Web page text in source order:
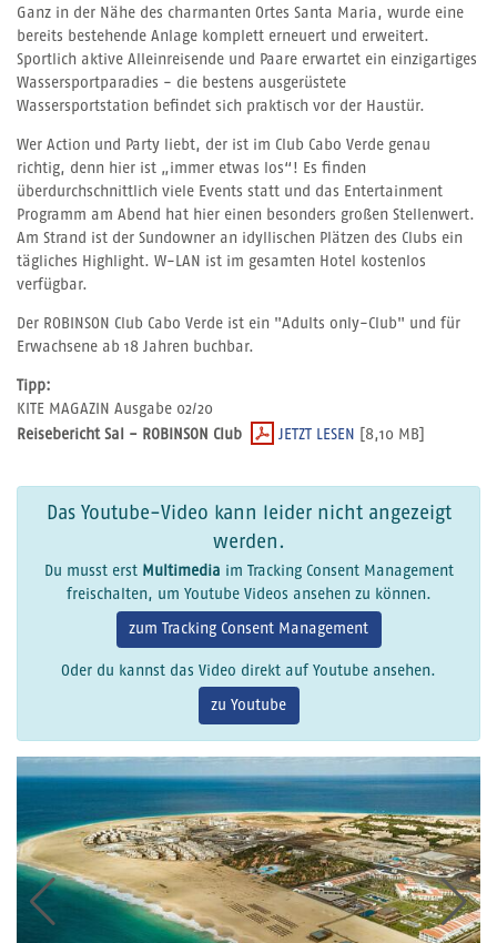
Ganz in der Nähe des charmanten Ortes Santa Maria, wurde eine
bereits bestehende Anlage komplett erneuert und erweitert.
Sportlich aktive Alleinreisende und Paare erwartet ein einzigartiges
Wassersportparadies - die bestens ausgerüstete
Wassersportstation befindet sich praktisch vor der Haustür.
Wer Action und Party liebt, der ist im Club Cabo Verde genau
richtig, denn hier ist „immer etwas los“! Es finden
überdurchschnittlich viele Events statt und das Entertainment
Programm am Abend hat hier einen besonders großen Stellenwert.
Am Strand ist der Sundowner an idyllischen Plätzen des Clubs ein
tägliches Highlight. W-LAN ist im gesamten Hotel kostenlos
verfügbar.
Der ROBINSON Club Cabo Verde ist ein "Adults only-Club" und für
Erwachsene ab 18 Jahren buchbar.
Tipp:
KITE MAGAZIN Ausgabe 02/20
Reisebericht Sal - ROBINSON Club
JETZT LESEN [8,10 MB]
Das Youtube-Video kann leider nicht angezeigt
werden.
Du musst erst Multimedia im Tracking Consent Management
freischalten, um Youtube Videos ansehen zu können.
zum Tracking Consent Management
Oder du kannst das Video direkt auf Youtube ansehen.
zu Youtube